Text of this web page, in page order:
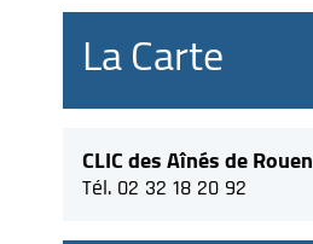
La Carte
CLIC des Aînés de Rouen
Tél. 02 32 18 20 92